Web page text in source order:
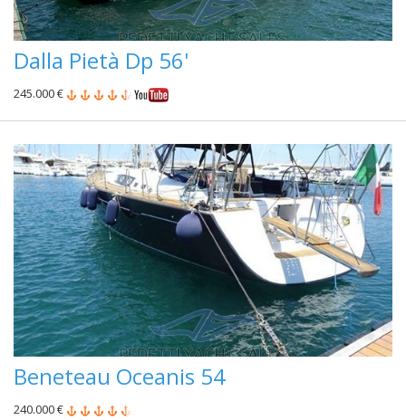
Dalla Pietà Dp 56'
245.000 €
Beneteau Oceanis 54
240.000 €